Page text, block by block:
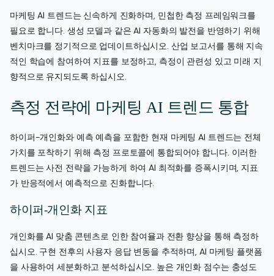
마케팅 AI 트렌드는 신속하게 진화하며, 민첩한 측정 프레임워크를
필요로 합니다. 생성 모델과 같은 AI 자동화의 발전을 반영하기 위해
벤치마크를 정기적으로 업데이트하십시오. 산업 보고서를 통해 지속
적인 학습에 참여하여 지표를 보정하고, 측정이 관련성 있고 미래 지
향적으로 유지되도록 하십시오.
측정 전략에 마케팅 AI 트렌드 통합
하이퍼-개인화와 예측 예측을 포함한 현재 마케팅 AI 트렌드는 전체
가치를 포착하기 위해 측정 프로토콜에 통합되어야 합니다. 이러한
트렌드는 사전 전략을 가능하게 하여 AI 최적화를 증폭시키며, 지표
가 반응적에서 예측적으로 진화합니다.
하이퍼-개인화 지표
개인화를 AI 맞춤 콘텐츠로 인한 참여율과 전환 향상을 통해 측정하
십시오. 구현 전후의 사용자 응답 변동을 추적하며, AI 마케팅 플랫폼
을 사용하여 세분화하고 분석하십시오. 높은 개인화 점수는 충성도